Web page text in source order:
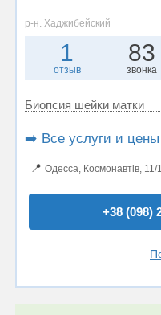
р-н. Хаджибейский
1
отзыв
83
звонка
Биопсия шейки матки
➡️ Все услуги и цены
📍 Одесса, Космонавтів,
+38 (098)